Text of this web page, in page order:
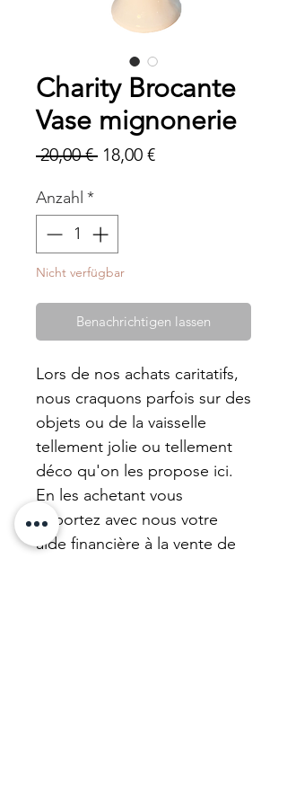
Charity Brocante
Vase mignonerie
20,00 € Standardpreis
18,00 €Sale-
Anzahl *
Nicht verfügbar
Benachrichtigen lassen
Lors de nos achats caritatifs,
nous craquons parfois sur des
objets ou de la vaisselle
tellement jolie ou tellement
déco qu'on les propose ici.
En les achetant vous
apportez avec nous votre
aide financière à la vente de